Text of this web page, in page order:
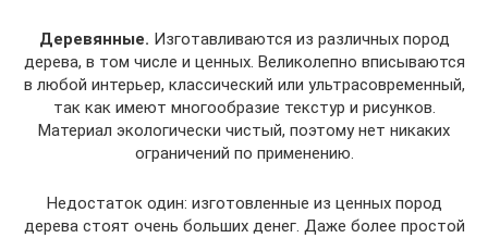
Деревянные. Изготавливаются из различных пород
дерева, в том числе и ценных. Великолепно вписываются
в любой интерьер, классический или ультрасовременный,
так как имеют многообразие текстур и рисунков.
Материал экологически чистый, поэтому нет никаких
ограничений по применению.
Недостаток один: изготовленные из ценных пород
дерева стоят очень больших денег. Даже более простой